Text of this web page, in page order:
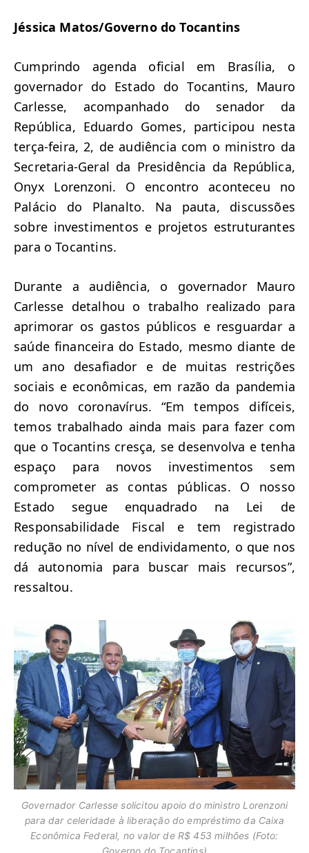
Jéssica Matos/Governo do Tocantins
Cumprindo agenda oficial em Brasília, o
governador do Estado do Tocantins, Mauro
Carlesse, acompanhado do senador da
República, Eduardo Gomes, participou nesta
terça-feira, 2, de audiência com o ministro da
Secretaria-Geral da Presidência da República,
Onyx Lorenzoni. O encontro aconteceu no
Palácio do Planalto. Na pauta, discussões
sobre investimentos e projetos estruturantes
para o Tocantins.
Durante a audiência, o governador Mauro
Carlesse detalhou o trabalho realizado para
aprimorar os gastos públicos e resguardar a
saúde financeira do Estado, mesmo diante de
um ano desafiador e de muitas restrições
sociais e econômicas, em razão da pandemia
do novo coronavírus. “Em tempos difíceis,
temos trabalhado ainda mais para fazer com
que o Tocantins cresça, se desenvolva e tenha
espaço para novos investimentos sem
comprometer as contas públicas. O nosso
Estado segue enquadrado na Lei de
Responsabilidade Fiscal e tem registrado
redução no nível de endividamento, o que nos
dá autonomia para buscar mais recursos”,
ressaltou.
Governador Carlesse solicitou apoio do ministro Lorenzoni
para dar celeridade à liberação do empréstimo da Caixa
Econômica Federal, no valor de R$ 453 milhões (Foto: